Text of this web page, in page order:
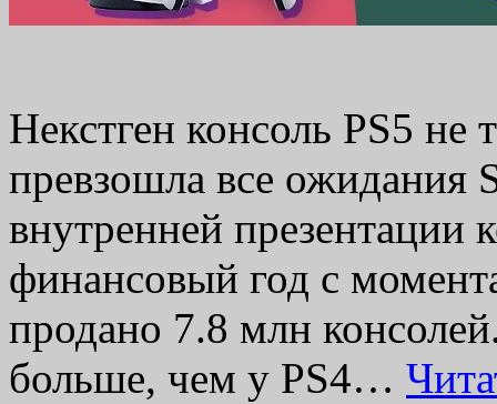
Некстген консоль PS5 не
превзошла все ожидания
внутренней
финансовый год с
продано 7.8 млн
больше, чем у PS4…